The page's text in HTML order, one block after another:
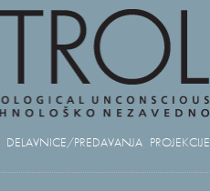
DELAVNICE/PREDAVANJA PROJEKCIJE